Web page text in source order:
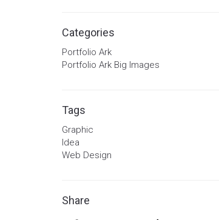
Categories
Portfolio Ark
Portfolio Ark Big Images
Tags
Graphic
Idea
Web Design
Share